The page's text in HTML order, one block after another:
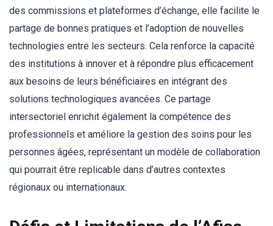
des commissions et plateformes d’échange, elle facilite le
partage de bonnes pratiques et l’adoption de nouvelles
technologies entre les secteurs. Cela renforce la capacité
des institutions à innover et à répondre plus efficacement
aux besoins de leurs bénéficiaires en intégrant des
solutions technologiques avancées. Ce partage
intersectoriel enrichit également la compétence des
professionnels et améliore la gestion des soins pour les
personnes âgées, représentant un modèle de collaboration
qui pourrait être replicable dans d’autres contextes
régionaux ou internationaux.